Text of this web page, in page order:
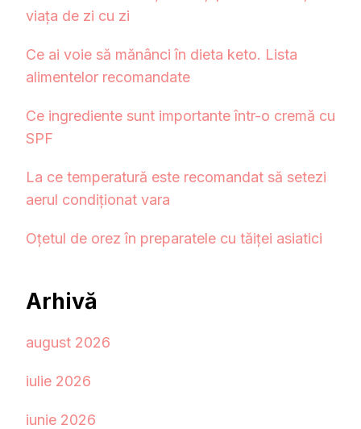
viața de zi cu zi
Ce ai voie să mănânci în dieta keto. Lista
alimentelor recomandate
Ce ingrediente sunt importante într-o cremă cu
SPF
La ce temperatură este recomandat să setezi
aerul condiționat vara
Oțetul de orez în preparatele cu tăiței asiatici
Arhivă
august 2026
iulie 2026
iunie 2026